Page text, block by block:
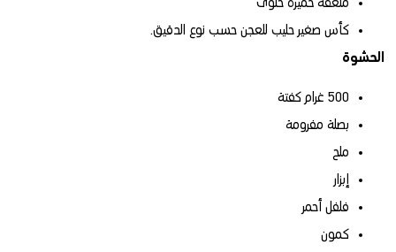
ملعقة خميرة حلوى
كأس صغير حليب للعجن حسب نوع الدقيق.
الحشوة
500 غرام كفتة
بصلة مفرومة
ملح
إبزار
فلفل أحمر
كمون